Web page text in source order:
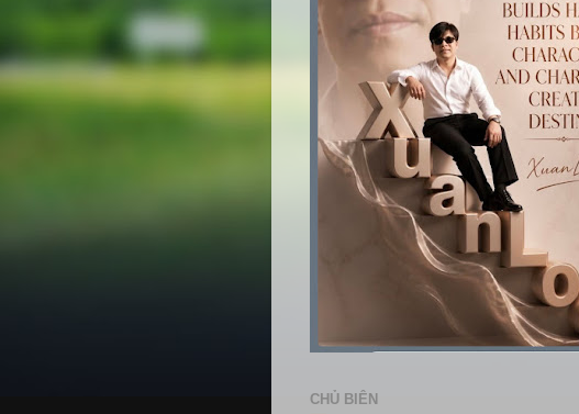
CHỦ BIÊN